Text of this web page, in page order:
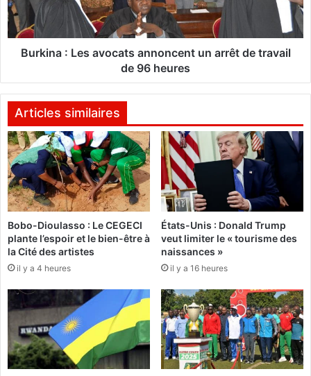
d
e
d
a
e
n
l
i
q
u
i
d
e
r
r
o
v
é
a
:
L
a
v
c
a
t
s
a
n
n
o
n
c
e
t
u
n
r
r
Burkina : Les avocats annoncent un arrêt de travail
de 96 heures
Articles similaires
Bobo-Dioulasso : Le CEGECI
plante l’espoir et le bien-être à
la Cité des artistes
il y a 4 heures
États-Unis : Donald Trump
veut limiter le « tourisme des
naissances »
il y a 16 heures